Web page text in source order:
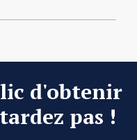
d'obtenir
pas !